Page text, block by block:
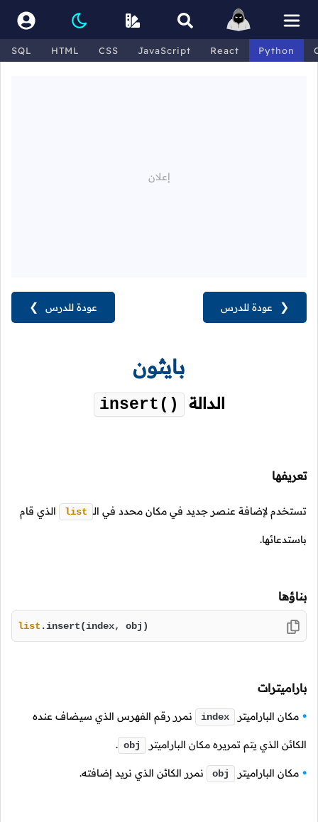
SQL HTML CSS JavaScript React Python
عودة للدرس ❯ ❮ عودة للدرس
بايثون
الدالة insert()
تعريفها
تستخدم لإضافة عنصر جديد في مكان محدد في الـ list الذي قام
باستدعائها.
بناؤها
list .insert(index, obj)
باراميترات
مكان الباراميتر index نمرر رقم الفهرس الذي سيضاف عنده
الكائن الذي يتم تمريره مكان الباراميتر obj
.
مكان الباراميتر obj نمرر الكائن الذي نريد إضافته.